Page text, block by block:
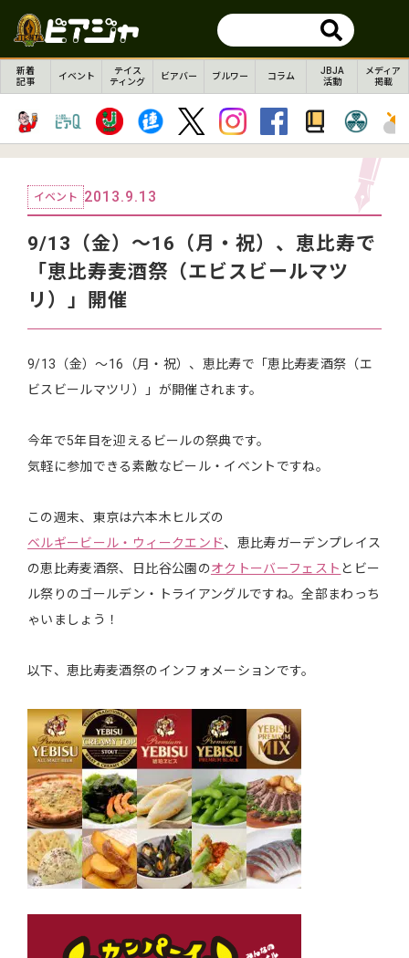
新着
記事
イベント
テイス
ティング
ビアバー ブルワー コラム
JBJA
活動
メディア
掲載
イベント 2013.9.13
9/13（金）～16（月・祝）、恵比寿で
「恵比寿麦酒祭（エビスビールマツ
リ）」開催
9/13（金）～16（月・祝）、恵比寿で「恵比寿麦酒祭（エ
ビスビールマツリ）」が開催されます。
今年で5年目を迎えるビールの祭典です。
気軽に参加できる素敵なビール・イベントですね。
この週末、東京は六本木ヒルズの
ベルギービール・ウィークエンド、恵比寿ガーデンプレイス
の恵比寿麦酒祭、日比谷公園のオクトーバーフェスト とビー
ル祭りのゴールデン・トライアングルですね。全部まわっち
ゃいましょう！
以下、恵比寿麦酒祭のインフォメーションです。